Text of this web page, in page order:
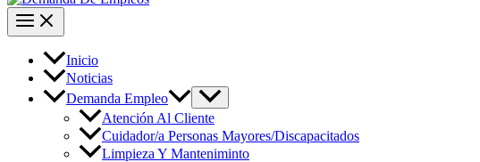
Inicio
Noticias
Demanda Empleo
Atención Al Cliente
Cuidador/a Personas Mayores/Discapacitados
Limpieza Y Manteniminto